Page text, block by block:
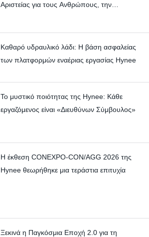
Αριστείας για τους Ανθρώπους, την
Καθαρό υδραυλικό λάδι: Η βάση ασφαλείας
των πλατφορμών εναέριας εργασίας Hynee
Το μυστικό ποιότητας της Hynee: Κάθε
εργαζόμενος είναι «Διευθύνων Σύμβουλος»
Η έκθεση CONEXPO-CON/AGG 2026 της
Hynee θεωρήθηκε μια τεράστια επιτυχία
Ξεκινά η Παγκόσμια Εποχή 2.0 για τη